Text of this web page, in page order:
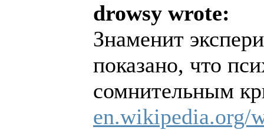
drowsy wrote:
Знаменит
показано, что
сомнительным
en.wikipedia.org/